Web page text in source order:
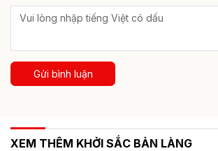
Gửi bình luận
XEM THÊM KHỞI SẮC BẢN LÀNG